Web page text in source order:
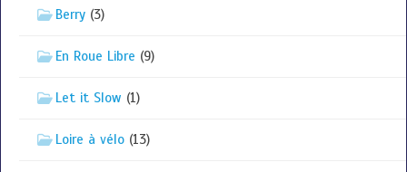
Berry (3)
En Roue Libre (9)
Let it Slow (1)
Loire à vélo (13)